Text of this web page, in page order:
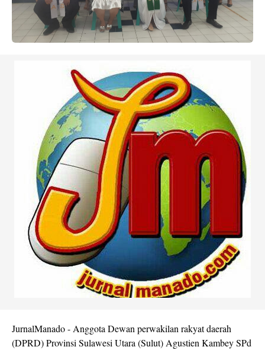
JurnalManado - Anggota Dewan perwakilan rakyat daerah
(DPRD) Provinsi Sulawesi Utara (Sulut) Agustien Kambey SPd